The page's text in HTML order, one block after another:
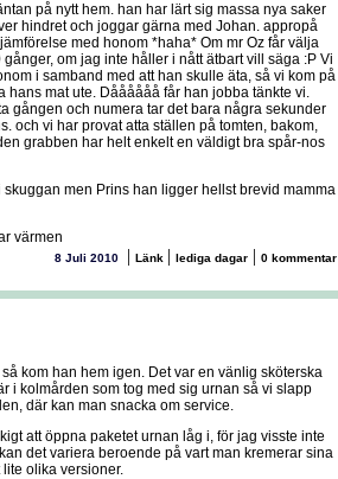
på nytt hem. han har lärt sig massa nya saker
hindret och joggar gärna med Johan. appropå
med honom *haha* Om mr Oz får välja
om jag inte håller i nått ätbart vill säga :P Vi
i samband med att han skulle äta, så vi kom på
hans mat ute. Dåååååå får han jobba tänkte vi.
gången och numera tar det bara några sekunder
och vi har provat atta ställen på tomten, bakom,
grabben har helt enkelt en väldigt bra spår-nos
men Prins han ligger hellst brevid mamma
värmen
8 Juli 2010 | Länk | lediga dagar | 0 kommentar
kom han hem igen. Det var en vänlig sköterska
i kolmården som tog med sig urnan så vi slapp
där kan man snacka om service.
att öppna paketet urnan låg i, för jag visste inte
det variera beroende på vart man kremerar sina
olika versioner.